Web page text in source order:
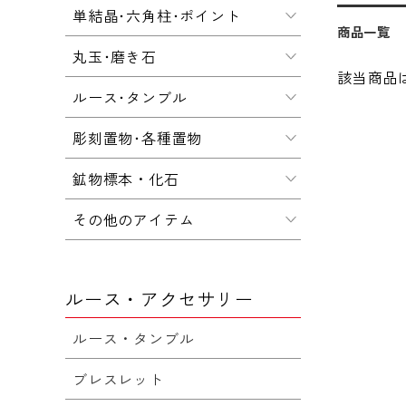
商品一覧
該当商品
単結晶･六角柱･ポイント
丸玉･磨き石
ルース･タンブル
彫刻置物･各種置物
鉱物標本・化石
その他のアイテム
ルース・アクセサリー
ルース・タンブル
ブレスレット